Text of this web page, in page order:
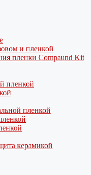
и пленкой
пленки Compaund Kit
пленкой
пленкой
керамикой